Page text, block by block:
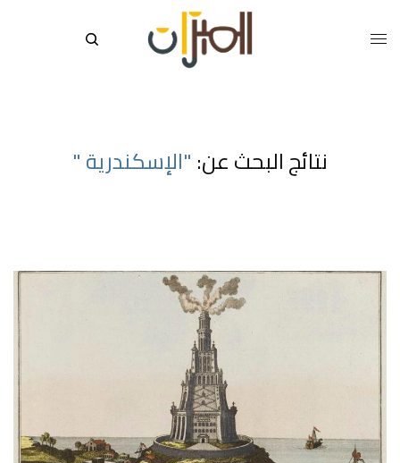
نتائج البحث عن: "الإسكندرية "